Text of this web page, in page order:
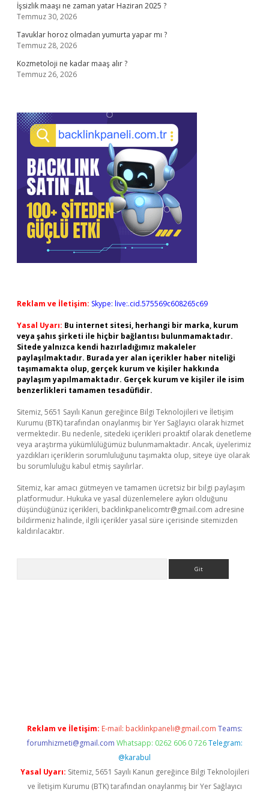
İşsizlik maaşı ne zaman yatar Haziran 2025 ?
Temmuz 30, 2026
Tavuklar horoz olmadan yumurta yapar mı ?
Temmuz 28, 2026
Kozmetoloji ne kadar maaş alır ?
Temmuz 26, 2026
Reklam ve İletişim: Skype: live:.cid.575569c608265c69
Yasal Uyarı: Bu internet sitesi, herhangi bir marka, kurum
veya şahıs şirketi ile hiçbir bağlantısı bulunmamaktadır.
Sitede yalnızca kendi hazırladığımız makaleler
paylaşılmaktadır. Burada yer alan içerikler haber niteliği
taşımamakta olup, gerçek kurum ve kişiler hakkında
paylaşım yapılmamaktadır. Gerçek kurum ve kişiler ile isim
benzerlikleri tamamen tesadüfidir.
Sitemiz, 5651 Sayılı Kanun gereğince Bilgi Teknolojileri ve İletişim
Kurumu (BTK) tarafından onaylanmış bir Yer Sağlayıcı olarak hizmet
vermektedir. Bu nedenle, sitedeki içerikleri proaktif olarak denetleme
veya araştırma yükümlülüğümüz bulunmamaktadır. Ancak, üyelerimiz
yazdıkları içeriklerin sorumluluğunu taşımakta olup, siteye üye olarak
bu sorumluluğu kabul etmiş sayılırlar.
Sitemiz, kar amacı gütmeyen ve tamamen ücretsiz bir bilgi paylaşım
platformudur. Hukuka ve yasal düzenlemelere aykırı olduğunu
düşündüğünüz içerikleri, backlinkpanelicomtr@gmail.com adresine
bildirmeniz halinde, ilgili içerikler yasal süre içerisinde sitemizden
kaldırılacaktır.
Reklam ve İletişim: E-mail: backlinkpaneli@gmail.com Teams:
forumhizmeti@gmail.com Whatsapp: 0262 606 0 726 Telegram:
@karabul
Yasal Uyarı: Sitemiz, 5651 Sayılı Kanun gereğince Bilgi Teknolojileri
ve İletişim Kurumu (BTK) tarafından onaylanmış bir Yer Sağlayıcı